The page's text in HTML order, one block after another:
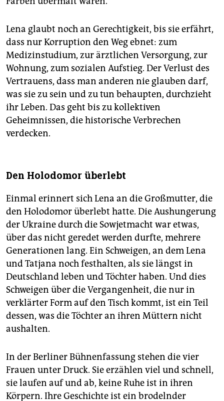
Lena glaubt noch an Gerechtigkeit, bis sie erfährt,
dass nur Korruption den Weg ebnet: zum
Medizinstudium, zur ärztlichen Versorgung, zur
Wohnung, zum sozialen Aufstieg. Der Verlust des
Vertrauens, dass man anderen nie glauben darf,
was sie zu sein und zu tun behaupten, durchzieht
ihr Leben. Das geht bis zu kollektiven
Geheimnissen, die historische Verbrechen
verdecken.
Den Holodomor überlebt
Einmal erinnert sich Lena an die Großmutter, die
den Holodomor überlebt hatte. Die Aushungerung
der Ukraine durch die Sowjetmacht war etwas,
über das nicht geredet werden durfte, mehrere
Generationen lang. Ein Schweigen, an dem Lena
und Tatjana noch festhalten, als sie längst in
Deutschland leben und Töchter haben. Und dies
Schweigen über die Vergangenheit, die nur in
verklärter Form auf den Tisch kommt, ist ein Teil
dessen, was die Töchter an ihren Müttern nicht
aushalten.
In der Berliner Bühnenfassung stehen die vier
Frauen unter Druck. Sie erzählen viel und schnell,
sie laufen auf und ab, keine Ruhe ist in ihren
Körpern. Ihre Geschichte ist ein brodelnder